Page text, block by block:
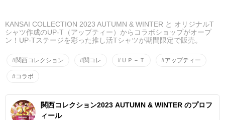
KANSAI COLLECTION 2023 AUTUMN & WINTER と オリジナルT
シャツ作成のUP-T（アップティー）からコラボショップがオープ
ン！UP-Tステージを彩った推し活Tシャツが期間限定で販売。
#関西コレクション #関コレ #ＵＰ－Ｔ #アップティー
#コラボ
関西コレクション2023 AUTUMN & WINTER のプロフ
ィール